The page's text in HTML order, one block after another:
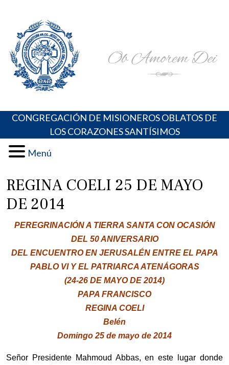
content
Portal de los Padres Oblatos. Advocaciones Marianas,
Oraciones, Música religiosa y más
CONGREGACIÓN DE MISIONEROS OBLATOS DE
LOS CORAZONES SANTÍSIMOS
Menú
REGINA COELI 25 DE MAYO
DE 2014
PEREGRINACIÓN A TIERRA SANTA CON OCASIÓN
DEL 50 ANIVERSARIO
DEL ENCUENTRO EN JERUSALÉN ENTRE EL PAPA
PABLO VI Y EL PATRIARCA ATENÁGORAS
(24-26 DE MAYO DE 2014)
PAPA FRANCISCO
REGINA COELI
Belén
Domingo 25 de mayo de 2014
Señor Presidente Mahmoud Abbas, en este lugar donde